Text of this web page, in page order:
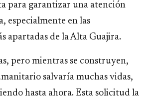
para garantizar una atención
especialmente en las
apartadas de la Alta Guajira.
pero mientras se construyen,
salvaría muchas vidas,
hasta ahora. Esta solicitud la